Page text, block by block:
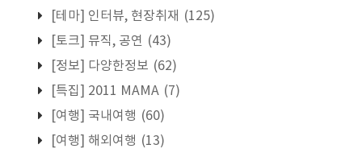
[테마] 인터뷰, 현장취재 (125)
[토크] 뮤직, 공연 (43)
[정보] 다양한정보 (62)
[특집] 2011 MAMA (7)
[여행] 국내여행 (60)
[여행] 해외여행 (13)